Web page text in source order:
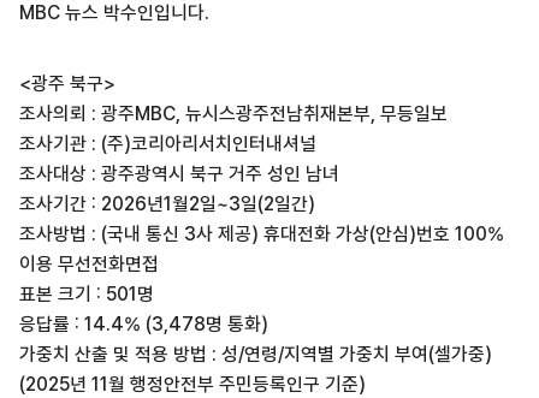
MBC 뉴스 박수인입니다.
<광주 북구>
조사의뢰 : 광주MBC, 뉴시스광주전남취재본부, 무등일보
조사기관 : (주)코리아리서치인터내셔널
조사대상 : 광주광역시 북구 거주 성인 남녀
조사기간 : 2026년1월2일~3일(2일간)
조사방법 : (국내 통신 3사 제공) 휴대전화 가상(안심)번호 100%
이용 무선전화면접
표본 크기 : 501명
응답률 : 14.4% (3,478명 통화)
가중치 산출 및 적용 방법 : 성/연령/지역별 가중치 부여(셀가중)
(2025년 11월 행정안전부 주민등록인구 기준)